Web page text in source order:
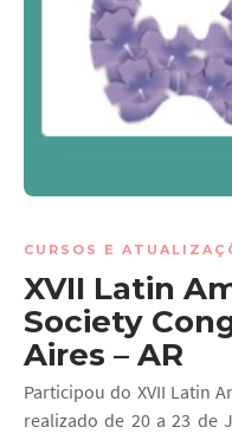
CURSOS E
XVII Latin
Society
Aires – AR
Participou do XVII Latin
realizado de 20 a 23 de